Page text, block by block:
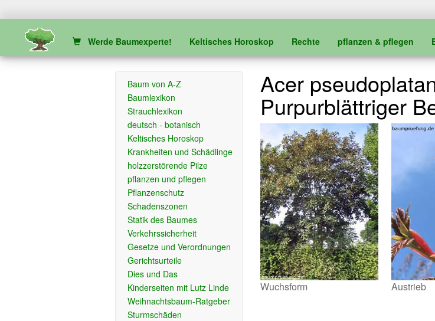
Werde Baumexperte! Keltisches Horoskop Rechte pflanzen & pflegen
Baum von A-Z
Baumlexikon
Strauchlexikon
deutsch - botanisch
Keltisches Horoskop
Krankheiten und Schädlinge
holzzerstörende Pilze
pflanzen und pflegen
Pflanzenschutz
Schadenszonen
Statik des Baumes
Verkehrssicherheit
Gesetze und Verordnungen
Gerichtsurteile
Dies und Das
Kinderseiten mit Lutz Linde
Weihnachtsbaum-Ratgeber
Sturmschäden
Acer
Purpurblättriger
Wuchsform Austrieb